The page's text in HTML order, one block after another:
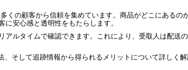
くの顧客から信頼を集めています。商品がどこにあるの
安心感と透明性をもたらします。
アルタイムで確認できます。これにより、受取人は配送
そして追跡情報から得られるメリットについて詳しく